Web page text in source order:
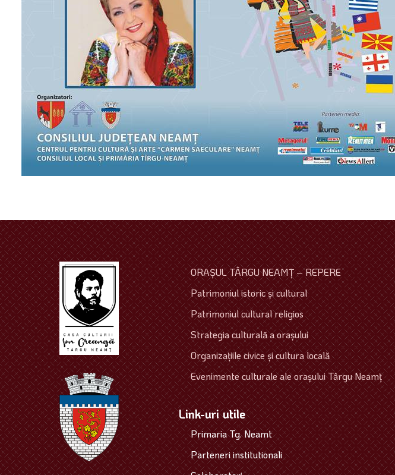
ORAŞUL TÂRGU NEAMŢ – REPERE
Patrimoniul istoric şi cultural
Patrimoniul cultural religios
Strategia culturală a oraşului
Organizaţiile civice şi cultura locală
Evenimente culturale ale oraşului Târgu Neamţ
Link-uri utile
Primaria Tg. Neamt
Parteneri institutionali